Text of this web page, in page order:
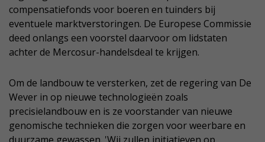
compensatiefonds voor boeren en tuinders bij
eventuele marktverstoringen. De Europese Commissie
deed onlangs een voorstel daarvoor om lidstaten
achter de Mercosur-handelsdeal te krijgen.
Om de landbouw te versterken, zet de regering van De
Wever in op nieuwe technologieën zoals
precisielandbouw en is ze voorstander van nieuwe
genomische technieken die zorgen voor weerbare en